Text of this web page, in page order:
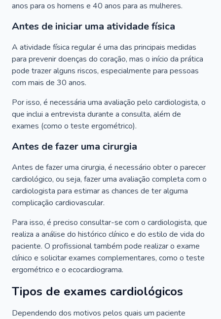
anos para os homens e 40 anos para as mulheres.
Antes de iniciar uma atividade física
A atividade física regular é uma das principais medidas
para prevenir doenças do coração, mas o início da prática
pode trazer alguns riscos, especialmente para pessoas
com mais de 30 anos.
Por isso, é necessária uma avaliação pelo cardiologista, o
que inclui a entrevista durante a consulta, além de
exames (como o teste ergométrico).
Antes de fazer uma cirurgia
Antes de fazer uma cirurgia, é necessário obter o parecer
cardiológico, ou seja, fazer uma avaliação completa com o
cardiologista para estimar as chances de ter alguma
complicação cardiovascular.
Para isso, é preciso consultar-se com o cardiologista, que
realiza a análise do histórico clínico e do estilo de vida do
paciente. O profissional também pode realizar o exame
clínico e solicitar exames complementares, como o teste
ergométrico e o ecocardiograma.
Tipos de exames cardiológicos
Dependendo dos motivos pelos quais um paciente